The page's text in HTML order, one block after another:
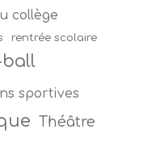
collège
rentrée scolaire
ball
sportives
Théâtre